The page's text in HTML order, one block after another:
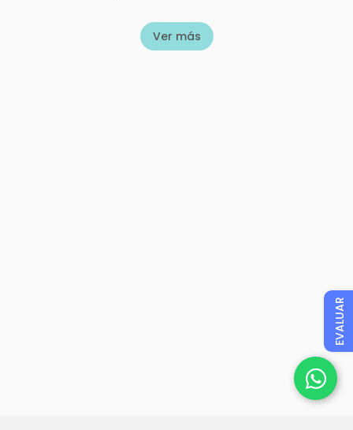
Ver más
EVALUAR